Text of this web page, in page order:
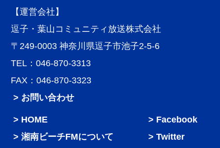
【運営会社】
逗子・葉山コミュニティ放送株式会社
〒249-0003 神奈川県逗子市池子2-5-6
TEL：046-870-3313
FAX：046-870-3323
> お問い合わせ
HOME
湘南ビーチFMについて
Facebook
Twitter